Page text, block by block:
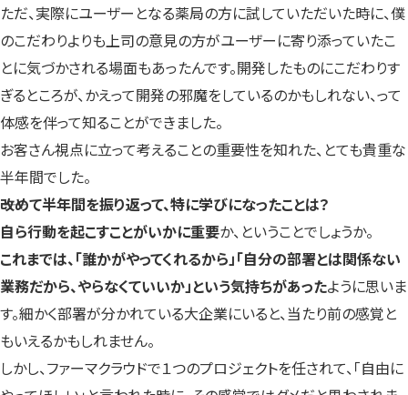
ただ、実際にユーザーとなる薬局の方に試していただいた時に、僕
のこだわりよりも上司の意見の方がユーザーに寄り添っていたこ
とに気づかされる場面もあったんです。開発したものにこだわりす
ぎるところが、かえって開発の邪魔をしているのかもしれない、って
体感を伴って知ることができました。
お客さん視点に立って考えることの重要性を知れた、とても貴重な
半年間でした。
――改めて半年間を振り返って、特に学びになったことは？
自ら行動を起こすことがいかに重要か、ということでしょうか。
これまでは、「誰かがやってくれるから」「自分の部署とは関係ない
業務だから、やらなくていいか」という気持ちがあったように思いま
す。細かく部署が分かれている大企業にいると、当たり前の感覚と
もいえるかもしれません。
しかし、ファーマクラウドで１つのプロジェクトを任されて、「自由に